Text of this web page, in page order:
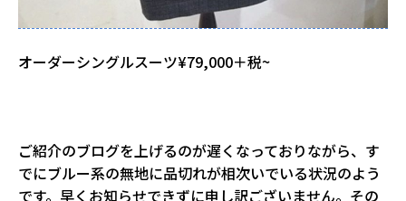
オーダーシングルスーツ¥79,000＋税~
ご紹介のブログを上げるのが遅くなっておりながら、す
でにブルー系の無地に品切れが相次いでいる状況のよう
です。早くお知らせできずに申し訳ございません。その